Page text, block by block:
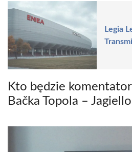
Legia
Kto będzie
Bačka Topola –